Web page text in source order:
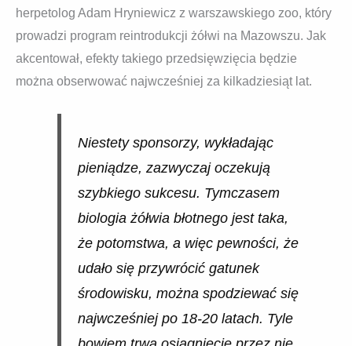
herpetolog Adam Hryniewicz z warszawskiego zoo, który
prowadzi program reintrodukcji żółwi na Mazowszu. Jak
akcentował, efekty takiego przedsięwzięcia będzie
można obserwować najwcześniej za kilkadziesiąt lat.
Niestety sponsorzy, wykładając
pieniądze, zazwyczaj oczekują
szybkiego sukcesu. Tymczasem
biologia żółwia błotnego jest taka,
że potomstwa, a więc pewności, że
udało się przywrócić gatunek
środowisku, można spodziewać się
najwcześniej po 18-20 latach. Tyle